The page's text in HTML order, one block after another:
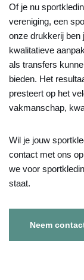
Of je nu
vereniging, een
onze drukkerij ben
kwalitatieve
als transfers
bieden. Het
presteert op het
vakmanschap,
Wil je jouw
contact met ons
we voor
staat.
Neem